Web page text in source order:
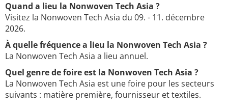
Quand a lieu la Nonwoven Tech Asia ?
Visitez la Nonwoven Tech Asia du 09. - 11. décembre
2026.
À quelle fréquence a lieu la Nonwoven Tech Asia ?
La Nonwoven Tech Asia a lieu annuel.
Quel genre de foire est la Nonwoven Tech Asia ?
La Nonwoven Tech Asia est une foire pour les secteurs
suivants : matière première, fournisseur et textiles.